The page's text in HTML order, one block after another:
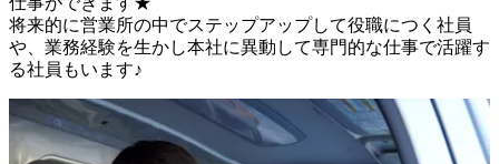
将来的に営業所の中でステップアップして役職につく社員
や、業務経験を生かし本社に異動して専門的な仕事で活躍す
る社員もいます♪